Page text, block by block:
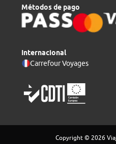
Métodos de pago
Internacional
Carrefour Voyages
Copyright © 2026